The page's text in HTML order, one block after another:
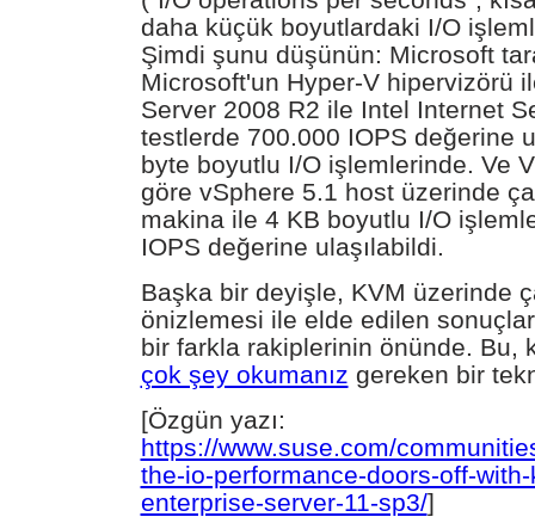
daha küçük boyutlardaki I/O
Şimdi şunu düşünün: Microsoft
Microsoft'un Hyper-V hipervizörü
Server 2008 R2 ile Intel Internet
testlerde 700.000 IOPS değerine
byte boyutlu I/O işlemlerinde. Ve
göre vSphere 5.1 host üzerinde
makina ile 4 KB boyutlu I/O
IOPS değerine ulaşılabildi.
Başka bir deyişle, KVM üzerinde
önizlemesi ile elde edilen
bir farkla rakiplerinin önünde. Bu,
çok şey okumanız gereken bir
[Özgün yazı:
https://www.suse.com/
the-io-performance-doors-off-
enterprise-server-11-sp3/]